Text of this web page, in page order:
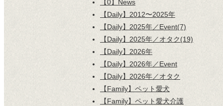
【0】News
【Daily】2012〜2025年
【Daily】2025年／Event(7)
【Daily】2025年／オタク(19)
【Daily】2026年
【Daily】2026年／Event
【Daily】2026年／オタク
【Family】ペット愛犬
【Family】ペット愛犬介護